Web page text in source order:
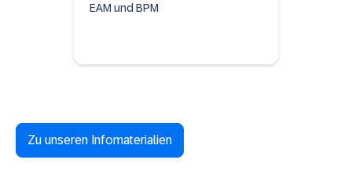
EAM und BPM
Zu unseren Infomaterialien